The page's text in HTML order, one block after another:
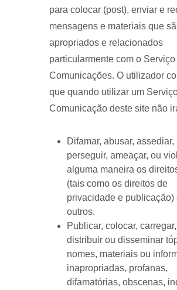
para colocar (post), enviar e
mensagens e materiais que
apropriados e relacionados
particularmente com o Serviço
Comunicações. O utilizador
que quando utilizar um
Comunicação deste site não
Difamar, abusar, assediar,
perseguir, ameaçar, ou
alguma maneira os
(tais como os direitos de
privacidade e publicação)
outros.
Publicar, colocar, carregar,
distribuir ou disseminar
nomes, materiais ou
inapropriadas, profanas,
difamatórias, obscenas,